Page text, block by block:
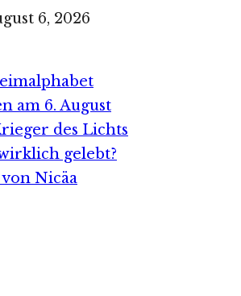
6, 2026
am 6. August
des Lichts
gelebt?
Nicäa